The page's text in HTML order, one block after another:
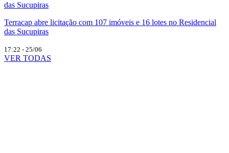
Terracap abre licitação com 107 imóveis e 16 lotes no Residencial
das Sucupiras
17:22 - 25/06
VER TODAS